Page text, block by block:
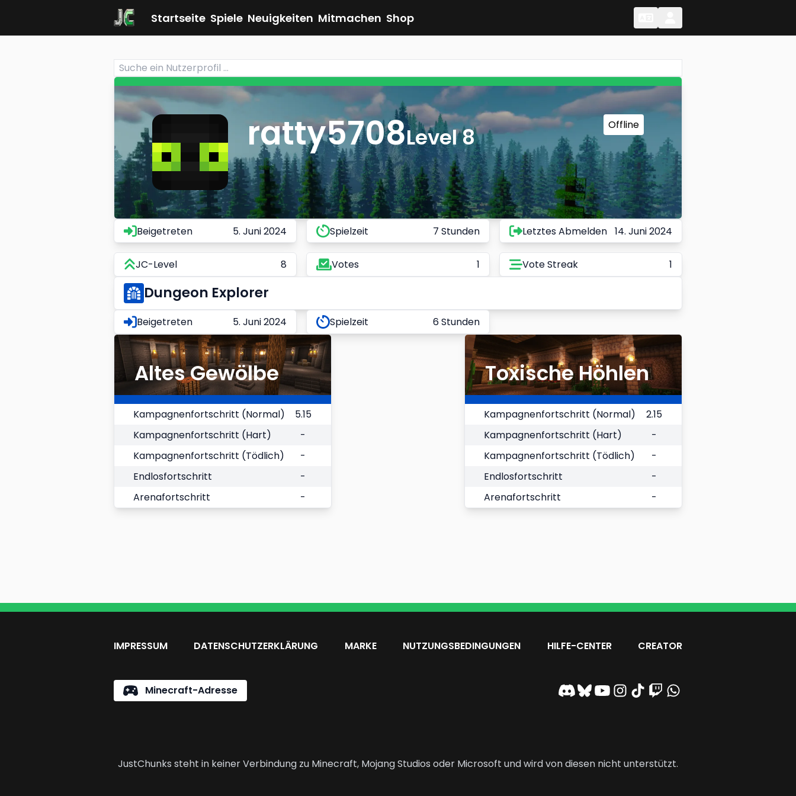
Startseite Spiele Neuigkeiten Mitmachen Shop
ratty5708Level 8 Offline
Beigetreten 5. Juni 2024 Spielzeit 7 Stunden Letztes Abmelden 14. Juni 2024
JC-Level 8 Votes 1 Vote Streak 1
Dungeon Explorer
Beigetreten 5. Juni 2024 Spielzeit 6 Stunden
Altes Gewölbe
Kampagnenfortschritt (Normal)
5.15
Kampagnenfortschritt (Hart)
-
Kampagnenfortschritt (Tödlich)
-
Endlosfortschritt
-
Arenafortschritt
-
Toxische Höhlen
Kampagnenfortschritt (Normal)
2.15
Kampagnenfortschritt (Hart)
-
Kampagnenfortschritt (Tödlich)
-
Endlosfortschritt
-
Arenafortschritt
-
IMPRESSUM DATENSCHUTZERKLÄRUNG MARKE NUTZUNGSBEDINGUNGEN HILFE-CENTER CREATOR
Minecraft-Adresse
JustChunks steht in keiner Verbindung zu Minecraft, Mojang Studios oder Microsoft und wird von diesen nicht unterstützt.